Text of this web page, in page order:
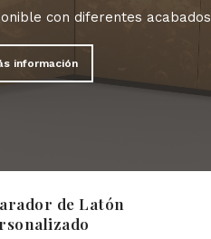
con diferentes acabados
información
de Latón